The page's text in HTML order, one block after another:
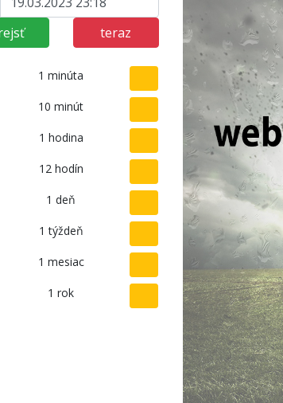
teraz
1 minúta
10 minút
1 hodina
12 hodín
1 deň
1 týždeň
1 mesiac
1 rok